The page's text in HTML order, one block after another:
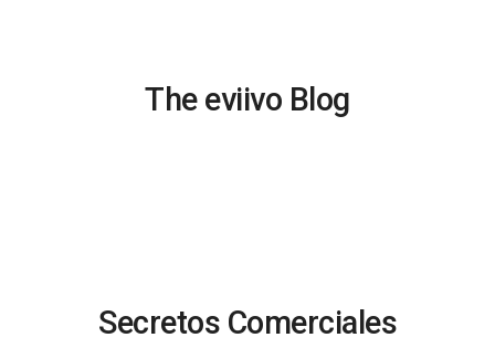
The eviivo Blog
Secretos Comerciales